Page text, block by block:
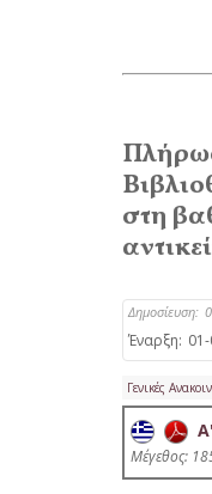
στη
Δημοσίευση:
Έναρξη:
Γενικές
Mέγεθος: